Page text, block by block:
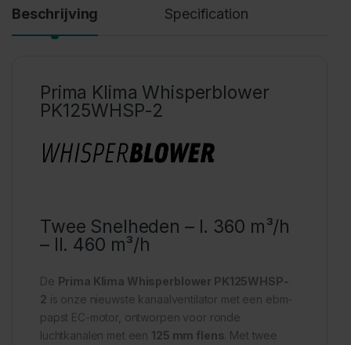
Beschrijving Specification
Prima Klima Whisperblower
PK125WHSP-2
Twee Snelheden – I. 360 m³/h
– II. 460 m³/h
De Prima Klima Whisperblower PK125WHSP-
2 is onze nieuwste kanaalventilator met een ebm-
papst EC-motor, ontworpen voor ronde
luchtkanalen met een 125 mm flens . Met twee